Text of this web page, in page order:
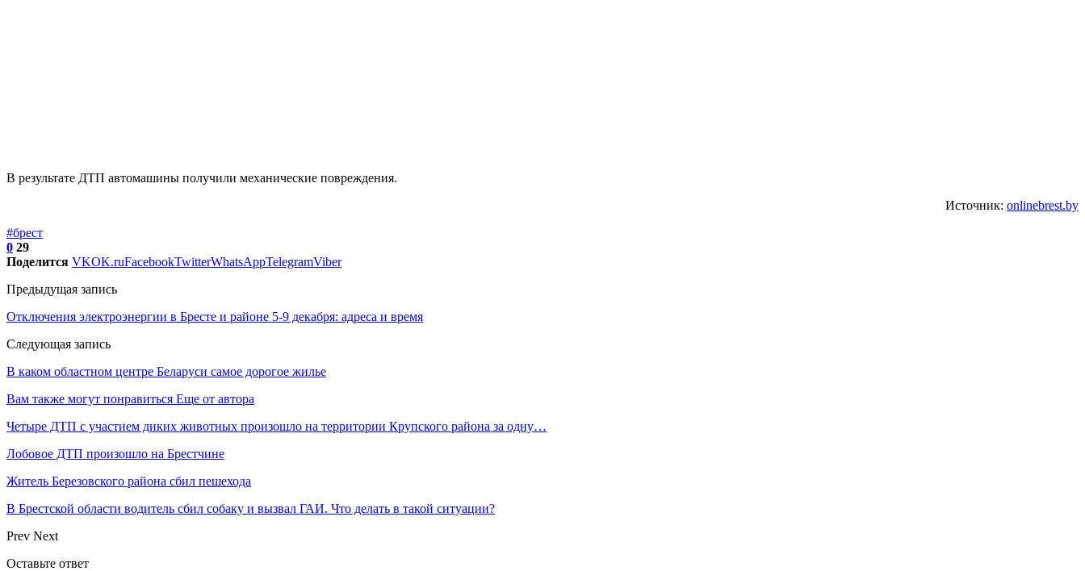
В результате ДТП автомашины получили механические повреждения.
Источник: onlinebrest.by
#брест
0 29
Поделится VKOK.ruFacebookTwitterWhatsAppTelegramViber
Предыдущая запись
Отключения электроэнергии в Бресте и районе 5-9 декабря: адреса и время
Следующая запись
В каком областном центре Беларуси самое дорогое жилье
Вам также могут понравиться Еще от автора
Четыре ДТП с участием диких животных произошло на территории Крупского района за одну…
Лобовое ДТП произошло на Брестчине
Житель Березовского района сбил пешехода
В Брестской области водитель сбил собаку и вызвал ГАИ. Что делать в такой ситуации?
Prev Next
Оставьте ответ